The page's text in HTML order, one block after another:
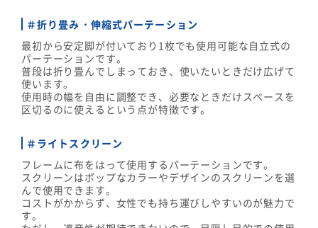
＃折り畳み・伸縮式パーテーション
最初から安定脚が付いており1枚でも使用可能な自立式の
パーテーションです。
普段は折り畳んでしまっておき、使いたいときだけ広げて
使います。
使用時の幅を自由に調整でき、必要なときだけスペースを
区切るのに使えるという点が特徴です。
＃ライトスクリーン
フレームに布をはって使用するパーテーションです。
スクリーンはポップなカラーやデザインのスクリーンを選
んで使用できます。
コストがかからず、女性でも持ち運びしやすいのが魅力で
す。